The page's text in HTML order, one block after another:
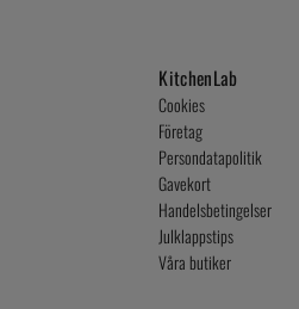
KitchenLab
Cookies
Företag
Persondatapolitik
Gavekort
Handelsbetingelser
Julklappstips
Våra butiker